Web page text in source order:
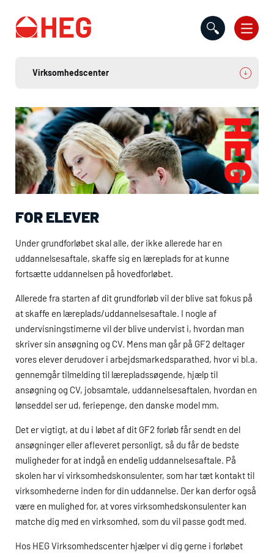
FOR ELEVER
Under grundforløbet skal alle, der ikke allerede har en
uddannelsesaftale, skaffe sig en læreplads for at kunne
fortsætte uddannelsen på hovedforløbet.
Allerede fra starten af dit grundforløb vil der blive sat fokus på
at skaffe en læreplads/uddannelsesaftale. I nogle af
undervisningstimerne vil der blive undervist i, hvordan man
skriver sin ansøgning og CV. Mens man går på GF2 deltager
vores elever derudover i arbejdsmarkedsparathed, hvor vi bl.a.
gennemgår tilmelding til lærepladssøgende, hjælp til
ansøgning og CV, jobsamtale, uddannelsesaftalen, hvordan en
lønseddel ser ud, feriepenge, den danske model mm.
Det er vigtigt, at du i løbet af dit GF2 forløb får sendt en del
ansøgninger eller afleveret personligt, så du får de bedste
muligheder for at indgå en endelig uddannelsesaftale. På
skolen har vi virksomhedskonsulenter, som har tæt kontakt til
virksomhederne inden for din uddannelse. Der kan derfor også
være en mulighed for, at vores virksomhedskonsulenter kan
matche dig med en virksomhed, som du vil passe godt med.
Hos HEGVirksomhedscenter hjælper vi dig gerne i forløbet